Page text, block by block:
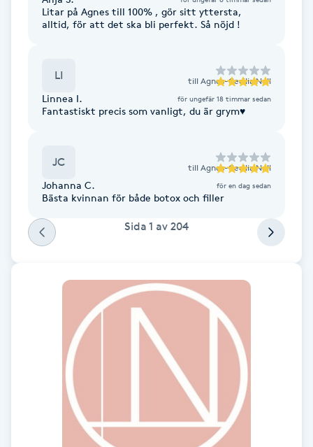
Fotsvamp
Fransar
Fransfärgning
Fransförlängning Megavolym
Fransförlängning Volym
Fransk manikyr
Fransrengöring
Frekvensterapi
Litar på Agnes till 100% , gör sitt yttersta,
alltid, för att det ska bli perfekt. Så nöjd !
LI till Agnes-Cecilia Nell
Linnea I. för ungefär 18 timmar sedan
Fantastiskt precis som vanligt, du är grym♥️
JC till Agnes-Cecilia Nell
Johanna C. för en dag sedan
Bästa kvinnan för både botox och filler
Sida 1 av 204